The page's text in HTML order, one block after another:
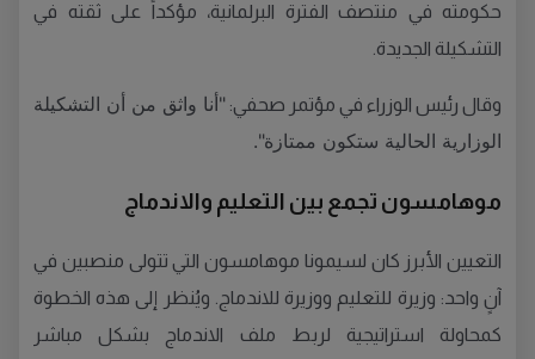
حكومته في منتصف الفترة البرلمانية، مؤكداً على ثقته في
التشكيلة الجديدة.
وقال رئيس الوزراء في مؤتمر صحفي: "أنا واثق من أن التشكيلة
الوزارية الحالية ستكون ممتازة".
موهامسون تجمع بين التعليم والاندماج
التعيين الأبرز كان لسيمونا موهامسون التي تتولى منصبين في
آنٍ واحد: وزيرة للتعليم ووزيرة للاندماج. ويُنظر إلى هذه الخطوة
كمحاولة استراتيجية لربط ملف الاندماج بشكل مباشر